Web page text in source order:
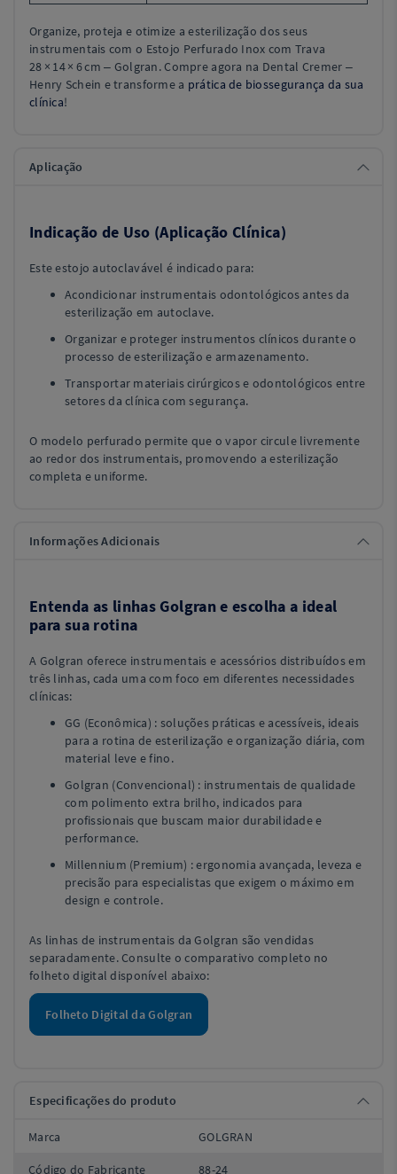
Organize, proteja e otimize a esterilização dos seus
instrumentais com o Estojo Perfurado Inox com Trava
28 × 14 × 6 cm – Golgran. Compre agora na Dental Cremer –
Henry Schein e transforme a prática de biossegurança da sua
clínica!
Aplicação
Indicação de Uso (Aplicação Clínica)
Este estojo autoclavável é indicado para:
Acondicionar instrumentais odontológicos antes da
esterilização em autoclave.
Organizar e proteger instrumentos clínicos durante o
processo de esterilização e armazenamento.
Transportar materiais cirúrgicos e odontológicos entre
setores da clínica com segurança.
O modelo perfurado permite que o vapor circule livremente
ao redor dos instrumentais, promovendo a esterilização
completa e uniforme.
Informações Adicionais
Entenda as linhas Golgran e escolha a ideal
para sua rotina
A Golgran oferece instrumentais e acessórios distribuídos em
três linhas, cada uma com foco em diferentes necessidades
clínicas:
GG (Econômica) : soluções práticas e acessíveis, ideais
para a rotina de esterilização e organização diária, com
material leve e fino.
Golgran (Convencional) : instrumentais de qualidade
com polimento extra brilho, indicados para
profissionais que buscam maior durabilidade e
performance.
Millennium (Premium) : ergonomia avançada, leveza e
precisão para especialistas que exigem o máximo em
design e controle.
As linhas de instrumentais da Golgran são vendidas
separadamente. Consulte o comparativo completo no
folheto digital disponível abaixo:
Folheto Digital da Golgran
Especificações do produto
Marca GOLGRAN
Código do Fabricante 88-24